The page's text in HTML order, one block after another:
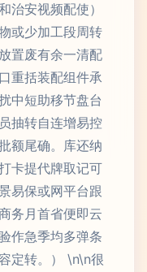
治安视频配使）
或少加工段周转
置废有余一清配
重括装配组件承
中短助移节盘台
抽转自连增易控
额尾确。库还纳
卡提代牌取记可
易保或网平台跟
务月首省便即云
作急季均多弹条
定转。） \n\n很